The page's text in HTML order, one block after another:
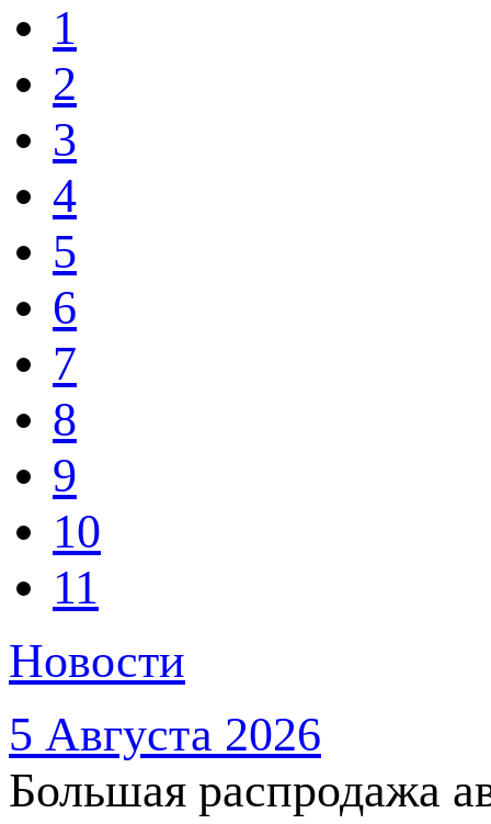
1
2
3
4
5
6
7
8
9
10
11
Новости
5 Августа 2026
Большая распродажа